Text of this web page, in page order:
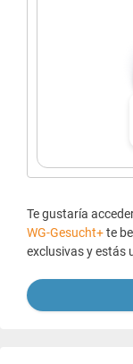
Te gustaría
WG-Gesucht+te
exclusivas y estás